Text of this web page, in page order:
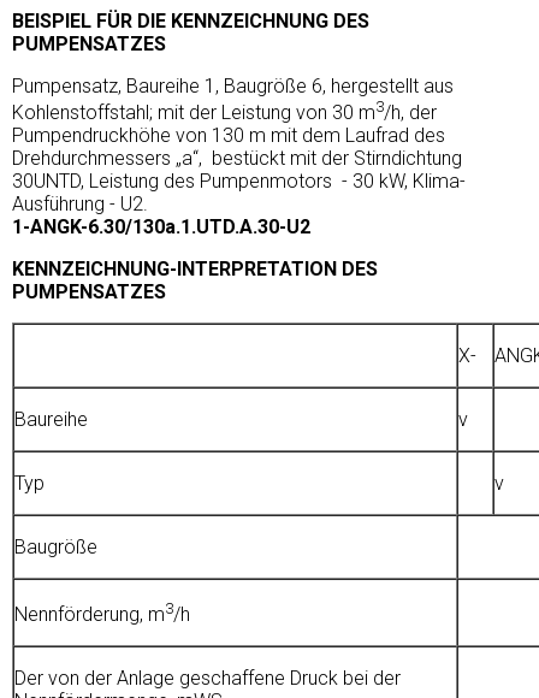
BEISPIEL FÜR DIE KENNZEICHNUNG DES
PUMPENSATZES
Pumpensatz, Baureihe 1, Baugröße 6, hergestellt aus
Kohlenstoffstahl; mit der Leistung von 30 m3/h, der
Pumpendruckhöhe von 130 m mit dem Laufrad des
Drehdurchmessers „а“, bestückt mit der Stirndichtung
30UNTD, Leistung des Pumpenmotors - 30 kW, Klima-
Ausführung - U2.
1-АNGK-6.30/130а.1.UTD.А.30-U2
KENNZEICHNUNG-INTERPRETATION DES
PUMPENSATZES
Х-
Baureihe v
Typ v
Baugröße
Nennförderung, m3/h
Der von der Anlage geschaffene Druck bei der